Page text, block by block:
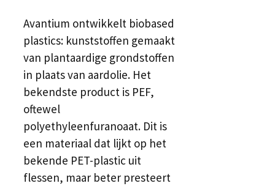
Avantium ontwikkelt biobased
plastics: kunststoffen gemaakt
van plantaardige grondstoffen
in plaats van aardolie. Het
bekendste product is PEF,
oftewel
polyethyleenfuranoaat. Dit is
een materiaal dat lijkt op het
bekende PET-plastic uit
flessen, maar beter presteert